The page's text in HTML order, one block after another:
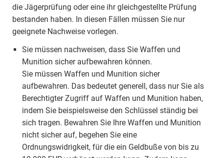
die Jägerprüfung oder eine ihr gleichgestellte Prüfung
bestanden haben. In diesen Fällen müssen Sie nur
geeignete Nachweise vorlegen.
Sie müssen nachweisen, dass Sie Waffen und
Munition sicher aufbewahren können.
Sie müssen Waffen und Munition sicher
aufbewahren. Das bedeutet generell, dass nur Sie als
Berechtigter Zugriff auf Waffen und Munition haben,
indem Sie beispielsweise den Schlüssel ständig bei
sich tragen. Bewahren Sie Ihre Waffen und Munition
nicht sicher auf, begehen Sie eine
Ordnungswidrigkeit, für die ein Geldbuße von bis zu